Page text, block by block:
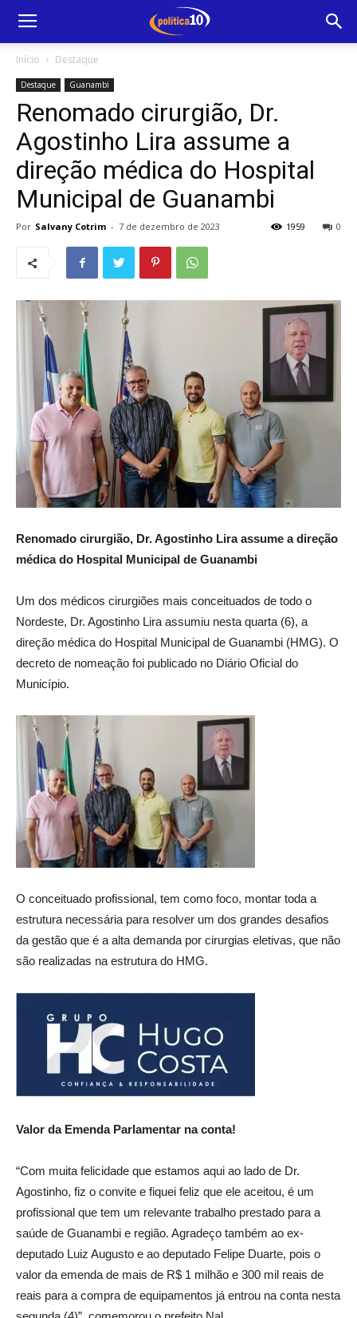
Início Destaque
Destaque Guanambi
Renomado cirurgião, Dr.
Agostinho Lira assume a
direção médica do Hospital
Municipal de Guanambi
Por Salvany Cotrim - 7 de dezembro de 2023 0
1959
Renomado cirurgião, Dr. Agostinho Lira assume a direção
médica do Hospital Municipal de Guanambi
Um dos médicos cirurgiões mais conceituados de todo o
Nordeste, Dr. Agostinho Lira assumiu nesta quarta (6), a
direção médica do Hospital Municipal de Guanambi (HMG). O
decreto de nomeação foi publicado no Diário Oficial do
Município.
O conceituado profissional, tem como foco, montar toda a
estrutura necessária para resolver um dos grandes desafios
da gestão que é a alta demanda por cirurgias eletivas, que não
são realizadas na estrutura do HMG.
Valor da Emenda Parlamentar na conta!
“Com muita felicidade que estamos aqui ao lado de Dr.
Agostinho, fiz o convite e fiquei feliz que ele aceitou, é um
profissional que tem um relevante trabalho prestado para a
saúde de Guanambi e região. Agradeço também ao ex-
deputado Luiz Augusto e ao deputado Felipe Duarte, pois o
valor da emenda de mais de R$ 1 milhão e 300 mil reais de
reais para a compra de equipamentos já entrou na conta nesta